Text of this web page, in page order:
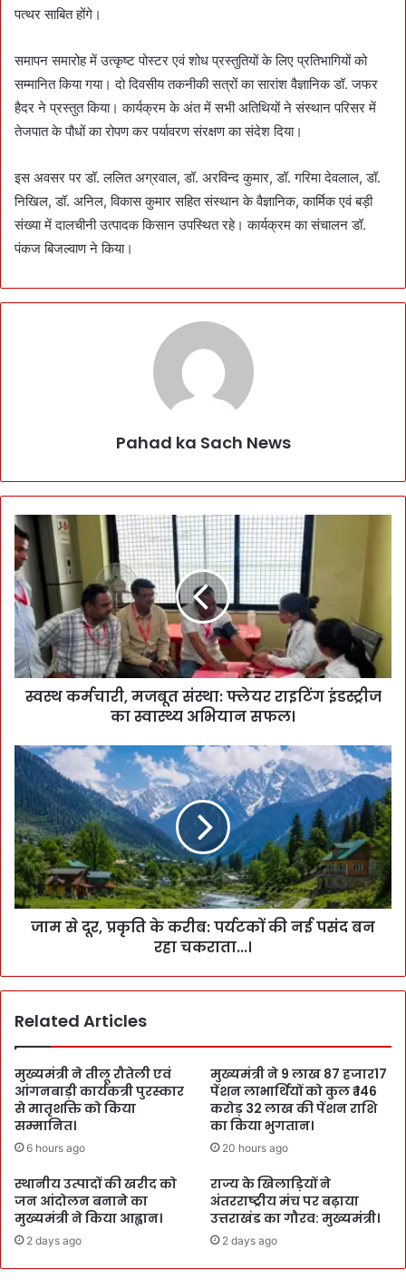
पत्थर साबित होंगे।
समापन समारोह में उत्कृष्ट पोस्टर एवं शोध प्रस्तुतियों के लिए प्रतिभागियों को
सम्मानित किया गया। दो दिवसीय तकनीकी सत्रों का सारांश वैज्ञानिक डॉ. जफर
हैदर ने प्रस्तुत किया। कार्यक्रम के अंत में सभी अतिथियों ने संस्थान परिसर में
तेजपात के पौधों का रोपण कर पर्यावरण संरक्षण का संदेश दिया।
इस अवसर पर डॉ. ललित अग्रवाल, डॉ. अरविन्द कुमार, डॉ. गरिमा देवलाल, डॉ.
निखिल, डॉ. अनिल, विकास कुमार सहित संस्थान के वैज्ञानिक, कार्मिक एवं बड़ी
संख्या में दालचीनी उत्पादक किसान उपस्थित रहे। कार्यक्रम का संचालन डॉ.
पंकज बिजल्वाण ने किया।
Pahad ka Sach News
स्वस्थ कर्मचारी, मजबूत संस्था: फ्लेयर राइटिंग इंडस्ट्रीज
का स्वास्थ्य अभियान सफल।
जाम से दूर, प्रकृति के करीब: पर्यटकों की नई पसंद बन
रहा चकराता...।
Related Articles
मुख्यमंत्री ने तीलू रौतेली एवं
आंगनबाड़ी कार्यकत्री पुरस्कार
से मातृशक्ति को किया
सम्मानित।
6 hours ago
मुख्यमंत्री ने 9 लाख 87 हजार17
पेंशन लाभार्थियों को कुल ₹ 146
करोड़ 32 लाख की पेंशन राशि
का किया भुगतान।
20 hours ago
स्थानीय उत्पादों की खरीद को
जन आंदोलन बनाने का
मुख्यमंत्री ने किया आह्वान।
2 days ago
राज्य के खिलाड़ियों ने
अंतरराष्ट्रीय मंच पर बढ़ाया
उत्तराखंड का गौरव: मुख्यमंत्री।
2 days ago